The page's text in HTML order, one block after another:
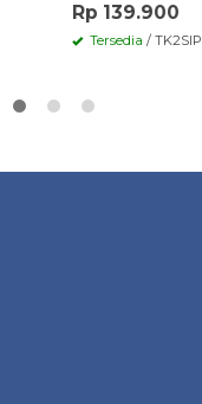
Rp 139.900
Tersedia / TK2SIP